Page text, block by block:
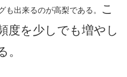
も出来るのが高梨である。
こ
度を少しでも増やし
。